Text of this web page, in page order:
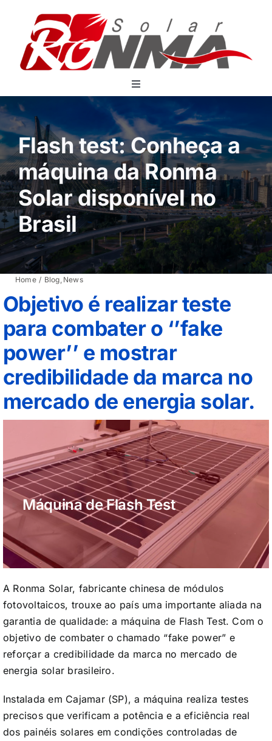
content
Toggle
Produtos
Sobre Nós
Onde Comprar
Downloads
Contato
Español
Flash test: Conheça a
máquina da Ronma
Solar disponível no
Brasil
Home Blog News
Objetivo é realizar teste
para combater o ‘’fake
power’’ e mostrar
credibilidade da marca no
mercado de energia solar.
Máquina de Flash Test
A Ronma Solar, fabricante chinesa de módulos
fotovoltaicos, trouxe ao país uma importante aliada na
garantia de qualidade: a máquina de Flash Test. Com o
objetivo de combater o chamado “fake power” e
reforçar a credibilidade da marca no mercado de
energia solar brasileiro.
Instalada em Cajamar (SP), a máquina realiza testes
precisos que verificam a potência e a eficiência real
dos painéis solares em condições controladas de